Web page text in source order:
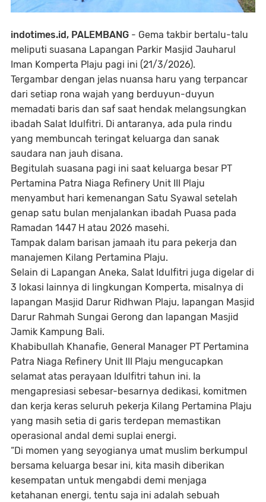
indotimes.id, PALEMBANG - Gema takbir bertalu-talu
meliputi suasana Lapangan Parkir Masjid Jauharul
Iman Komperta Plaju pagi ini (21/3/2026).
Tergambar dengan jelas nuansa haru yang terpancar
dari setiap rona wajah yang berduyun-duyun
memadati baris dan saf saat hendak melangsungkan
ibadah Salat Idulfitri. Di antaranya, ada pula rindu
yang membuncah teringat keluarga dan sanak
saudara nan jauh disana.
Begitulah suasana pagi ini saat keluarga besar PT
Pertamina Patra Niaga Refinery Unit III Plaju
menyambut hari kemenangan Satu Syawal setelah
genap satu bulan menjalankan ibadah Puasa pada
Ramadan 1447 H atau 2026 masehi.
Tampak dalam barisan jamaah itu para pekerja dan
manajemen Kilang Pertamina Plaju.
Selain di Lapangan Aneka, Salat Idulfitri juga digelar di
3 lokasi lainnya di lingkungan Komperta, misalnya di
lapangan Masjid Darur Ridhwan Plaju, lapangan Masjid
Darur Rahmah Sungai Gerong dan lapangan Masjid
Jamik Kampung Bali.
Khabibullah Khanafie, General Manager PT Pertamina
Patra Niaga Refinery Unit III Plaju mengucapkan
selamat atas perayaan Idulfitri tahun ini. Ia
mengapresiasi sebesar-besarnya dedikasi, komitmen
dan kerja keras seluruh pekerja Kilang Pertamina Plaju
yang masih setia di garis terdepan memastikan
operasional andal demi suplai energi.
“Di momen yang seyogianya umat muslim berkumpul
bersama keluarga besar ini, kita masih diberikan
kesempatan untuk mengabdi demi menjaga
ketahanan energi, tentu saja ini adalah sebuah